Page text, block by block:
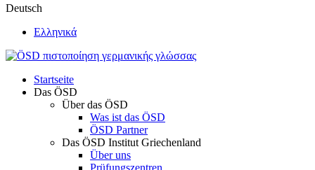
Deutsch
Ελληνικά
Startseite
Das ÖSD
Über das ÖSD
Was ist das ÖSD
ÖSD Partner
Das ÖSD Institut Griechenland
Über uns
Prüfungszentren